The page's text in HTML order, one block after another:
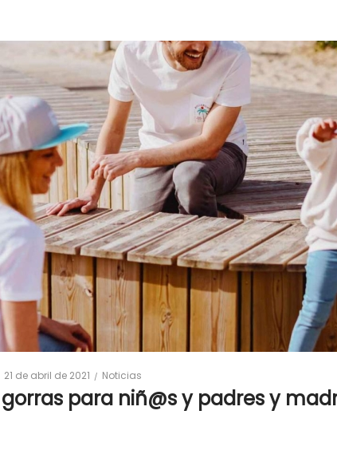
Posted
on
21 de abril de 2021
Posted
in
Noticias
gorras para niñ@s y padres y